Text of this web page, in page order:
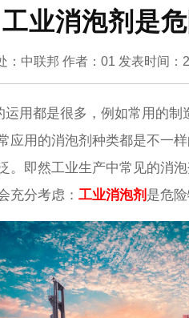
工业消泡剂是
：中联邦 作者：01 发表时间：
都是很多，例如常用的制
用的消泡剂种类都是不一
。即然工业生产中常见的消
充分考虑： 工业消泡剂 是危